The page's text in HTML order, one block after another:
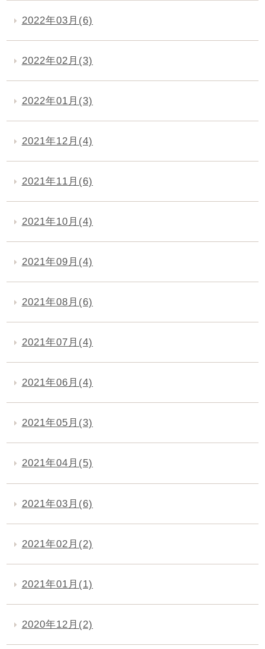
2022年03月(6)
2022年02月(3)
2022年01月(3)
2021年12月(4)
2021年11月(6)
2021年10月(4)
2021年09月(4)
2021年08月(6)
2021年07月(4)
2021年06月(4)
2021年05月(3)
2021年04月(5)
2021年03月(6)
2021年02月(2)
2021年01月(1)
2020年12月(2)